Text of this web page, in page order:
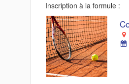
Inscription à la formule :